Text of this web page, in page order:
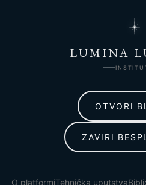
LUMINA
OTVORI
ZAVIRI
O platformiTehnička uputstva